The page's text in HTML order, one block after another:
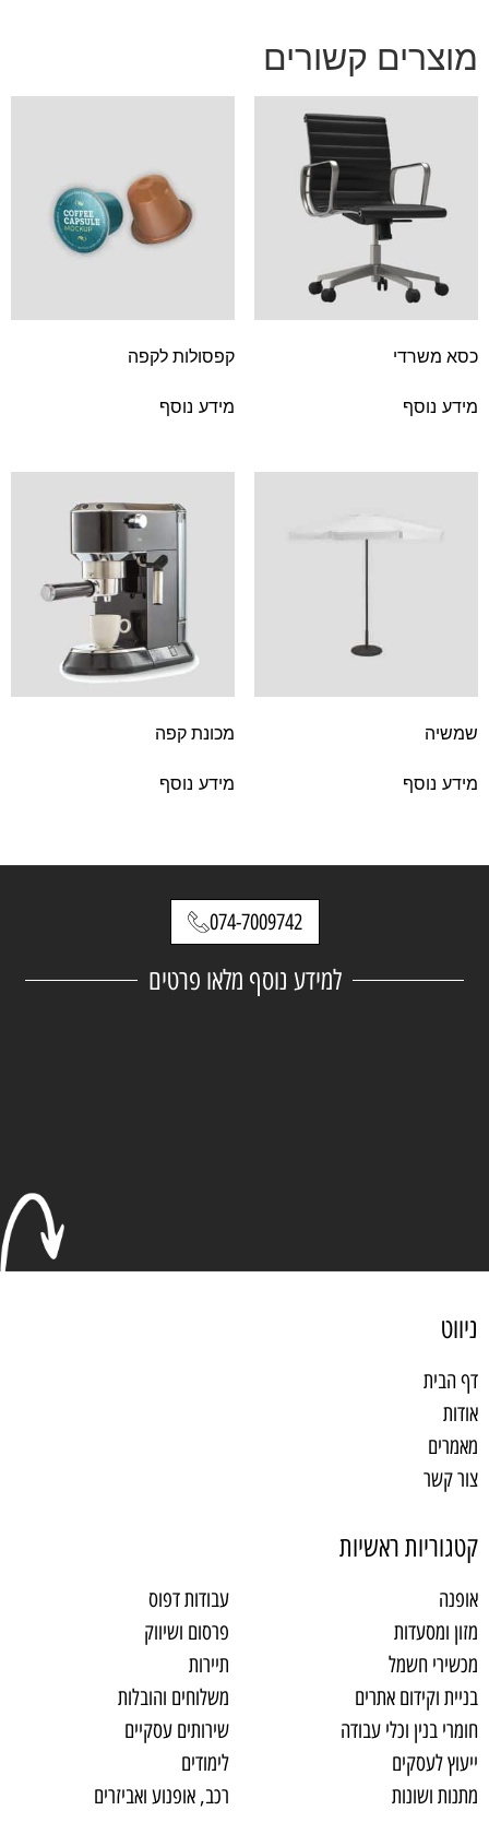
מוצרים קשורים
כסא משרדי
מידע נוסף
קפסולות לקפה
מידע נוסף
שמשיה
מידע נוסף
מכונת קפה
מידע נוסף
074-7009742
למידע נוסף מלאו פרטים
ניווט
דף הבית
אודות
מאמרים
צור קשר
קטגוריות ראשיות
אופנה
מזון ומסעדות
מכשירי חשמל
בניית וקידום אתרים
חומרי בנין וכלי עבודה
ייעוץ לעסקים
מתנות ושונות
עבודות דפוס
פרסום ושיווק
תיירות
משלוחים והובלות
שירותים עסקיים
לימודים
רכב, אופנוע ואביזרים